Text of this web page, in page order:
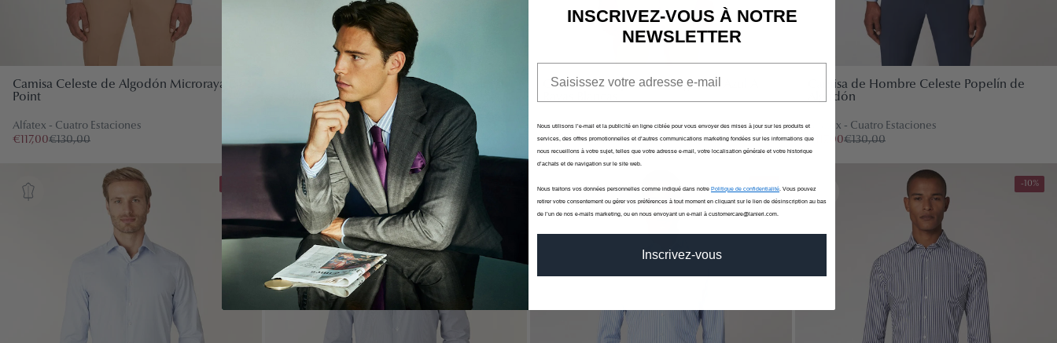
Camisa Celeste de Algodón Microraya Pin
Point
Alfatex - Cuatro Estaciones
€117,00€130,00
Camisa Blanca Rayas Azules de Popelín de
Alfatex - Cuatro Estaciones
€117,00€130,00
Camisa De Popelín De Algodón Azul A
Alfatex - Cuatro Estaciones
€117,00€130,00
Camisa de Hombre Celeste Popelín de
Algodón
Alfatex - Cuatro Estaciones
€117,00€130,00
-10%
Aún no se ha seleccionado ningún producto.
INSCRIVEZ-VOUS À NOTRE
NEWSLETTER
Nous utilisons l’e-mail et la publicité en ligne ciblée pour vous envoyer des mises à jour sur les produits et
services, des offres promotionnelles et d’autres communications marketing fondées sur les informations que
nous recueillons à votre sujet, telles que votre adresse e-mail, votre localisation générale et votre historique
d’achats et de navigation sur le site web.
Nous traitons vos données personnelles comme indiqué dans notre Politique de confidentialité . Vous pouvez
retirer votre consentement ou gérer vos préférences à tout moment en cliquant sur le lien de désinscription au bas
de l’un de nos e-mails marketing, ou en nous envoyant un e-mail à customercare@lanieri.com.
Inscrivez-vous